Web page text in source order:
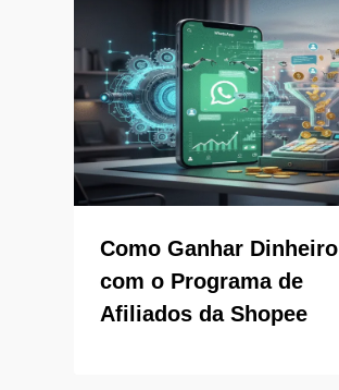
Como Ganhar Dinheiro
com o Programa de
Afiliados da Shopee